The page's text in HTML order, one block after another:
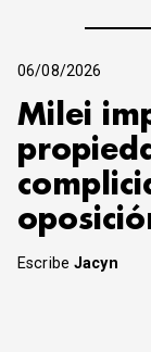
06/08/2026
Milei
EscribeJacyn